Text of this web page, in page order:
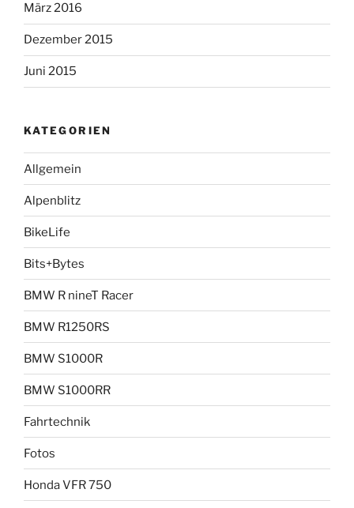
März 2016
Dezember 2015
Juni 2015
KATEGORIEN
Allgemein
Alpenblitz
BikeLife
Bits+Bytes
BMW R nineT Racer
BMW R1250RS
BMW S1000R
BMW S1000RR
Fahrtechnik
Fotos
Honda VFR 750